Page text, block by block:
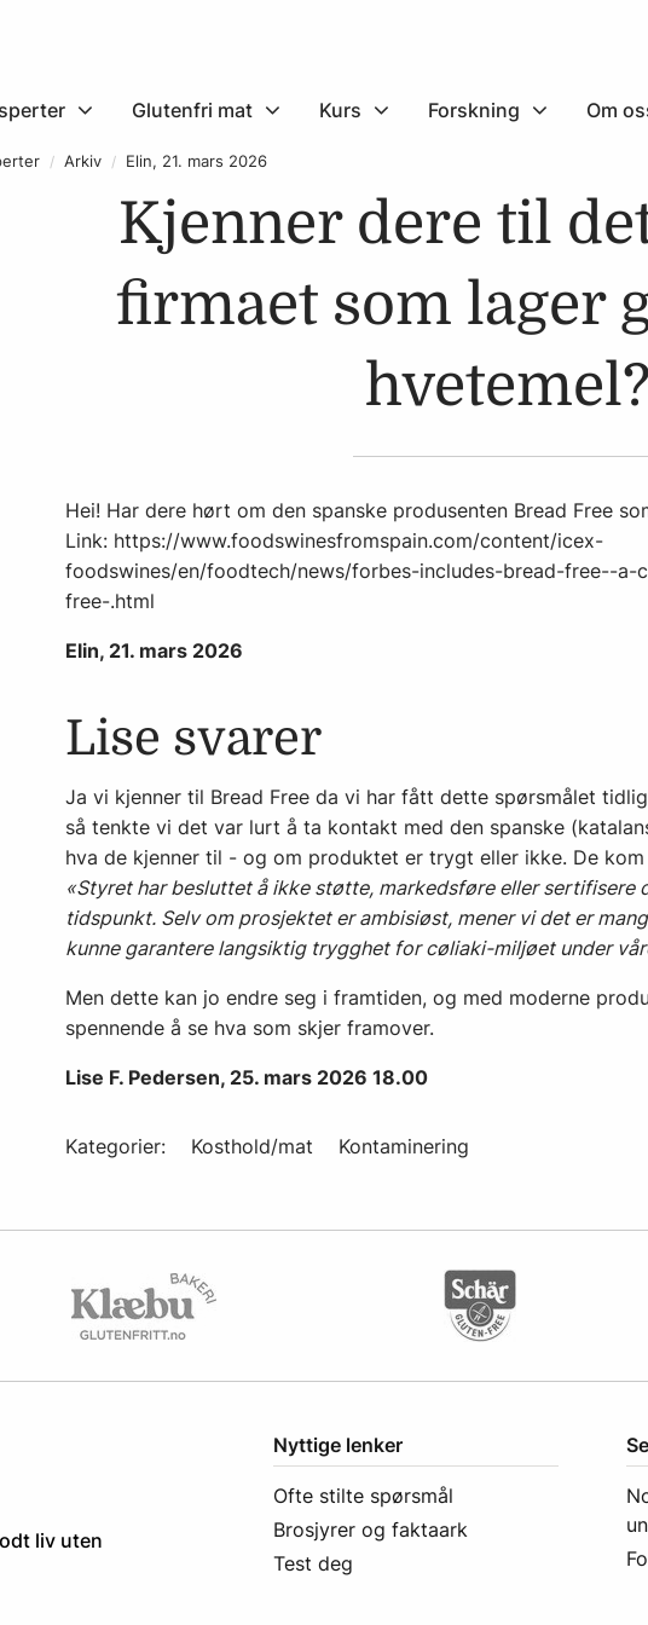
Glutenfri mat Kurs Forskning Om
Arkiv Elin, 21. mars 2026
Kjenner dere til
firmaet som lager
hvetemel?
Hei! Har dere hørt om den spanske produsenten Bread Free
Link: https://www.foodswinesfromspain.com/content/icex-
foodswines/en/foodtech/news/forbes-includes-bread-free--a-
free-.html
Elin, 21. mars 2026
Lise svarer
Ja vi kjenner til Bread Free da vi har fått dette spørsmålet
så tenkte vi det var lurt å ta kontakt med den spanske
hva de kjenner til - og om produktet er trygt eller ikke. De
«Styret har besluttet å ikke støtte, markedsføre eller sertifisere
tidspunkt. Selv om prosjektet er ambisiøst, mener vi det er
kunne garantere langsiktig trygghet for cøliaki-miljøet under
Men dette kan jo endre seg i framtiden, og med moderne
spennende å se hva som skjer framover.
Lise F. Pedersen, 25. mars 2026 18.00
Kategorier: Kosthold/mat Kontaminering
liv uten
Nyttige lenker
Ofte stilte spørsmål
Brosjyrer og faktaark
Test deg